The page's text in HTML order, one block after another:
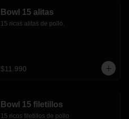
Bowl 15 alitas
15 ricas alitas de pollo.
$11.990
Bowl 15 filetillos
15 ricos filetillos de pollo